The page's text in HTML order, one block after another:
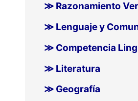
≫ Razonamiento
≫ Lenguaje y
≫ Competencia
≫ Literatura
≫ Geografía